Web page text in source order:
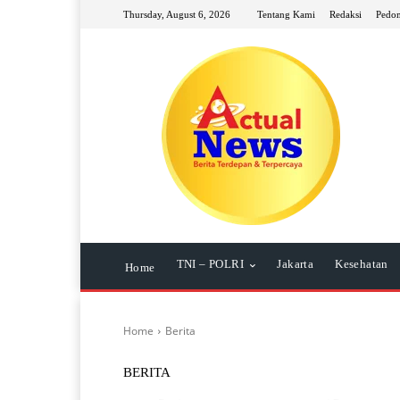
Thursday, August 6, 2026 Tentang Kami Redaksi
Home TNI – POLRI Jakarta Kesehatan
Home Berita
BERITA